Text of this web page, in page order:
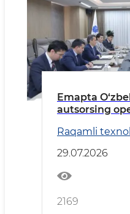
Emapta
autsorsing
maydon
chiqmoqda
Raqamli
29.07.2026
2169